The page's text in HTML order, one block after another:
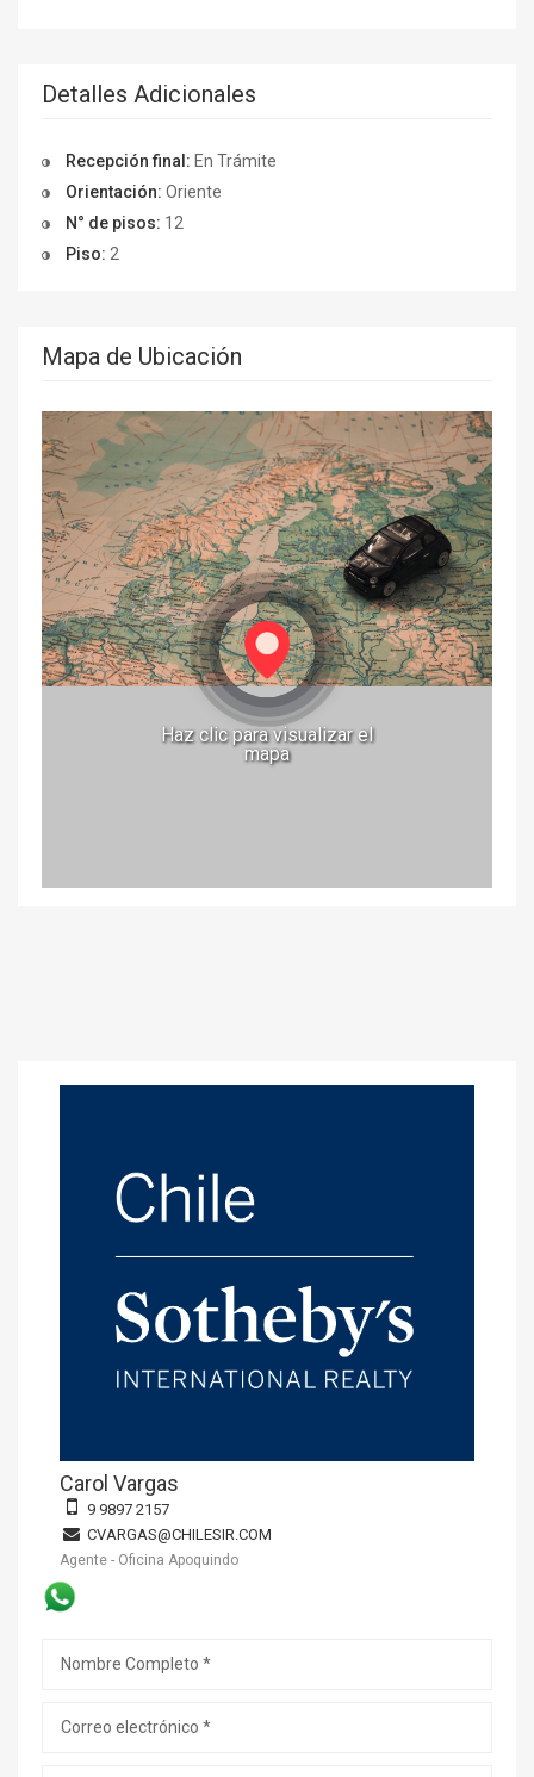
Detalles Adicionales
Recepción final: En Trámite
Orientación: Oriente
N° de pisos: 12
Piso: 2
Mapa de Ubicación
Haz clic para visualizar el
mapa
Carol Vargas
9 9897 2157
CVARGAS@CHILESIR.COM
Agente - Oficina Apoquindo